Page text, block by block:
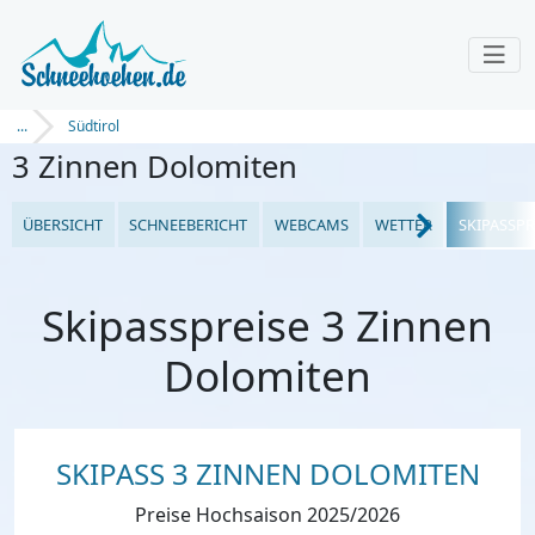
... Südtirol
3 Zinnen Dolomiten
ÜBERSICHT SCHNEEBERICHT WEBCAMS WETTER
Skipasspreise 3 Zinnen
Dolomiten
SKIPASS 3 ZINNEN DOLOMITEN
Preise Hochsaison 2025/2026